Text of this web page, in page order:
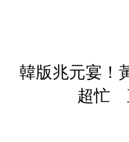
韓版兆元宴！
超忙